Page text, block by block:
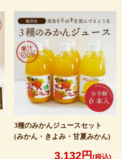
3種のみかんジュースセット
(みかん・きよみ・ 甘夏みかん)
3,132円 (税込)